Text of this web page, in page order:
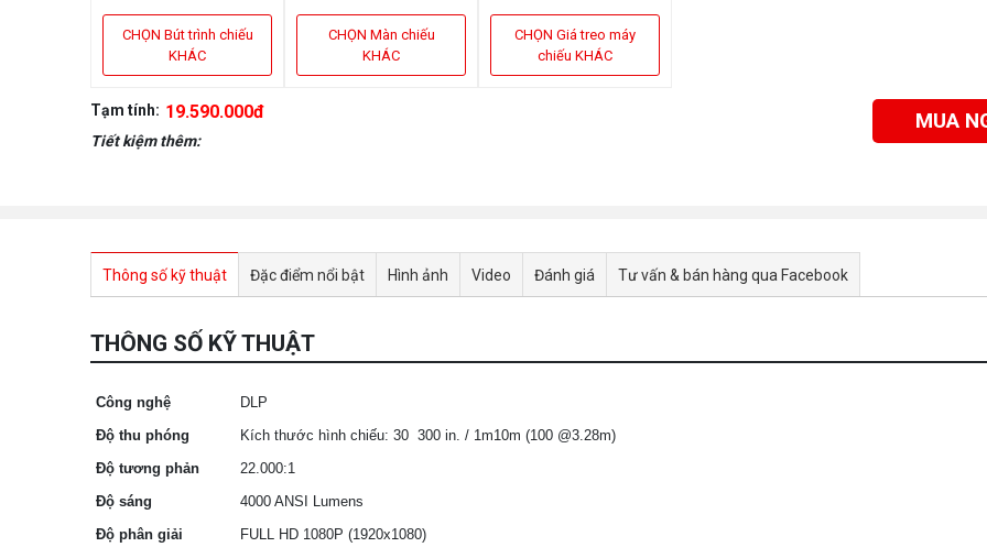
CHỌN Bút trình chiếu
KHÁC
CHỌN Màn chiếu
KHÁC
CHỌN Giá treo máy
chiếu KHÁC
Tạm tính: 19.590.000đ
Tiết kiệm thêm:
MUA
Thông số kỹ thuật Đặc điểm nổi bật Hình ảnh Video Đánh giá Tư vấn & bán hàng qua Facebook
THÔNG SỐ KỸ THUẬT
Công nghệ
DLP
Độ thu phóng
Kích thước hình chiếu: 30 ­ 300 in. / 1m­10m (100 @3.28m)
Độ tương phản
22.000:1
Độ sáng
4000 ANSI Lumens
Độ phân giải
FULL HD 1080P (1920x1080)